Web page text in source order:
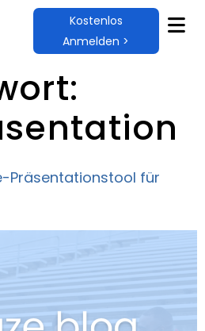
Kostenlos
Anmelden >
Präsentationstool für